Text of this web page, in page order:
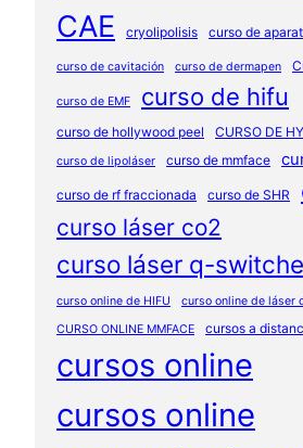
CAE cryolipolisis curso de
curso de cavitación curso de dermapen
curso de EMF curso de hifu
curso de hollywood peel CURSO DE
curso de lipoláser curso de mmface
curso de rf fraccionada curso de SHR
curso láser co2
curso láser q-
curso online de HIFU
curso online de láser
CURSO ONLINE MMFACE
cursos a
cursos online
cursos online